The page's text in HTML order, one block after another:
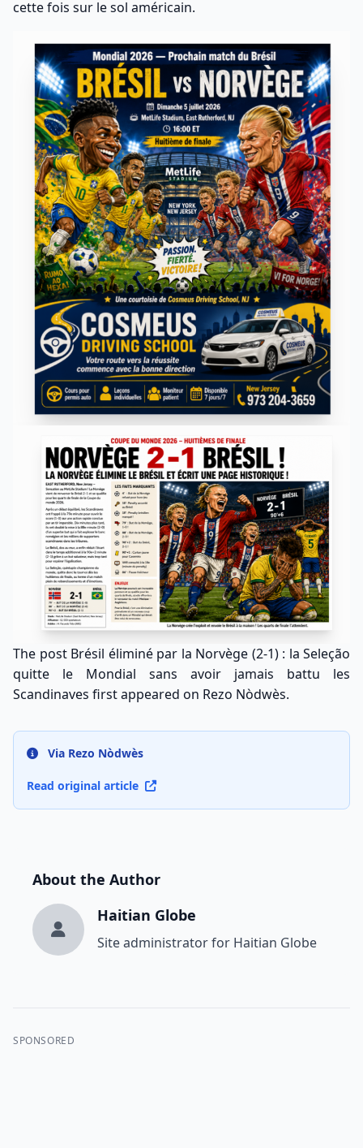
cette fois sur le sol américain.
The post Brésil éliminé par la Norvège (2-1) : la Seleção
quitte le Mondial sans avoir jamais battu les
Scandinaves first appeared on Rezo Nòdwès.
Via Rezo Nòdwès
Read original article
About the Author
Haitian Globe
Site administrator for Haitian Globe
SPONSORED